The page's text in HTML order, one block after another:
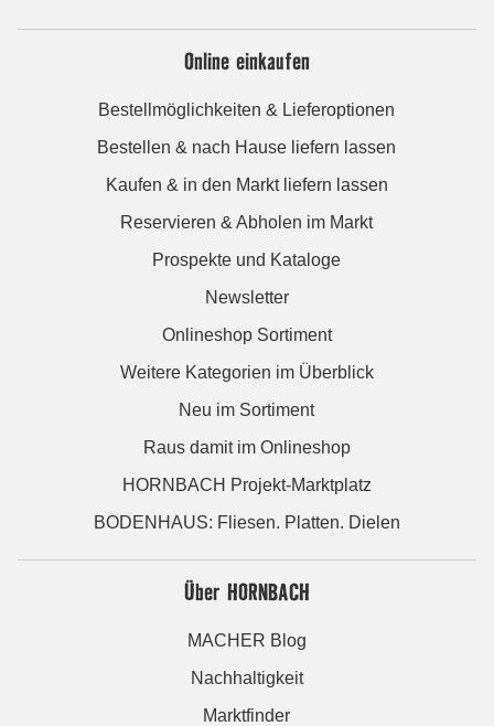
Online einkaufen
Bestellmöglichkeiten & Lieferoptionen
Bestellen & nach Hause liefern lassen
Kaufen & in den Markt liefern lassen
Reservieren & Abholen im Markt
Prospekte und Kataloge
Newsletter
Onlineshop Sortiment
Weitere Kategorien im Überblick
Neu im Sortiment
Raus damit im Onlineshop
HORNBACH Projekt-Marktplatz
BODENHAUS: Fliesen. Platten. Dielen
Über HORNBACH
MACHER Blog
Nachhaltigkeit
Marktfinder